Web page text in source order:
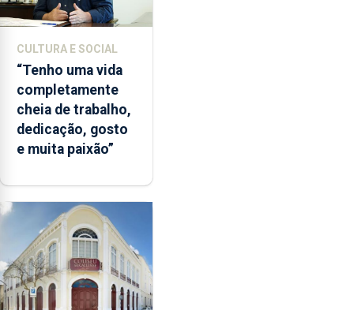
CULTURA E SOCIAL
“Tenho uma vida
completamente
cheia de trabalho,
dedicação, gosto
e muita paixão”